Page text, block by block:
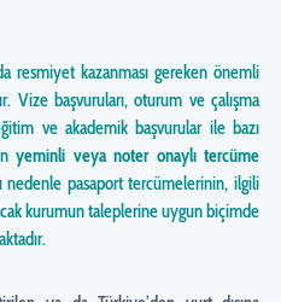
resmiyet kazanması gereken önemli
Vize başvuruları, oturum ve çalışma
ve akademik başvurular ile bazı
yeminli veya noter onaylı tercüme
pasaport tercümelerinin, ilgili
kurumun taleplerine uygun biçimde